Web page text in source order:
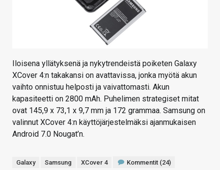
Iloisena yllätyksenä ja nykytrendeistä poiketen Galaxy
XCover 4:n takakansi on avattavissa, jonka myötä akun
vaihto onnistuu helposti ja vaivattomasti. Akun
kapasiteetti on 2800 mAh. Puhelimen strategiset mitat
ovat 145,9 x 73,1 x 9,7 mm ja 172 grammaa. Samsung on
valinnut XCover 4:n käyttöjärjestelmäksi ajanmukaisen
Android 7.0 Nougat’n.
Galaxy Samsung XCover 4 Kommentit (24)